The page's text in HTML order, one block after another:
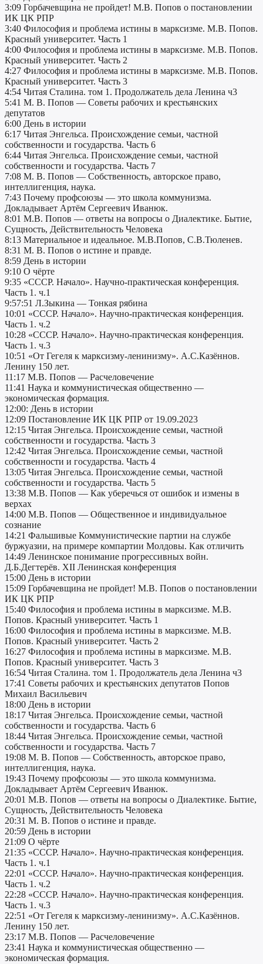
3:09 Горбачевщина не пройдет! М.В. Попов о постановлении
ИК ЦК РПР
3:40 Философия и проблема истины в марксизме. М.В. Попов.
Красный университет. Часть 1
4:00 Философия и проблема истины в марксизме. М.В. Попов.
Красный университет. Часть 2
4:27 Философия и проблема истины в марксизме. М.В. Попов.
Красный университет. Часть 3
4:54 Читая Сталина. том 1. Продолжатель дела Ленина ч3
5:41 М. В. Попов — Советы рабочих и крестьянских
депутатов
6:00 День в истории
6:17 Читая Энгельса. Происхождение семьи, частной
собственности и государства. Часть 6
6:44 Читая Энгельса. Происхождение семьи, частной
собственности и государства. Часть 7
7:08 М. В. Попов — Собственность, авторское право,
интеллигенция, наука.
7:43 Почему профсоюзы — это школа коммунизма.
Докладывает Артём Сергеевич Иванюк.
8:01 М.В. Попов — ответы на вопросы о Диалектике. Бытие,
Сущность, Действительность Человека
8:13 Материальное и идеальное. М.В.Попов, С.В.Тюленев.
8:31 М. В. Попов о истине и правде.
8:59 День в истории
9:10 О чёрте
9:35 «СССР. Начало». Научно-практическая конференция.
Часть 1. ч.1
9:57:51 Л.Зыкина — Тонкая рябина
10:01 «СССР. Начало». Научно-практическая конференция.
Часть 1. ч.2
10:28 «СССР. Начало». Научно-практическая конференция.
Часть 1. ч.3
10:51 «От Гегеля к марксизму-ленинизму». А.С.Казённов.
Ленину 150 лет.
11:17 М.В. Попов — Расчеловечение
11:41 Наука и коммунистическая общественно —
экономическая формация.
12:00: День в истории
12:09 Постановление ИК ЦК РПР от 19.09.2023
12:15 Читая Энгельса. Происхождение семьи, частной
собственности и государства. Часть 3
12:42 Читая Энгельса. Происхождение семьи, частной
собственности и государства. Часть 4
13:05 Читая Энгельса. Происхождение семьи, частной
собственности и государства. Часть 5
13:38 М.В. Попов — Как уберечься от ошибок и измены в
верхах
14:00 М.В. Попов — Общественное и индивидуальное
сознание
14:21 Фальшивые Коммунистические партии на службе
буржуазии, на примере компартии Молдовы. Как отличить
14:49 Ленинское понимание прогрессивных войн.
Д.Б.Дегтерёв. XII Ленинская конференция
15:00 День в истории
15:09 Горбачевщина не пройдет! М.В. Попов о постановлении
ИК ЦК РПР
15:40 Философия и проблема истины в марксизме. М.В.
Попов. Красный университет. Часть 1
16:00 Философия и проблема истины в марксизме. М.В.
Попов. Красный университет. Часть 2
16:27 Философия и проблема истины в марксизме. М.В.
Попов. Красный университет. Часть 3
16:54 Читая Сталина. том 1. Продолжатель дела Ленина ч3
17:41 Советы рабочих и крестьянских депутатов Попов
Михаил Васильевич
18:00 День в истории
18:17 Читая Энгельса. Происхождение семьи, частной
собственности и государства. Часть 6
18:44 Читая Энгельса. Происхождение семьи, частной
собственности и государства. Часть 7
19:08 М. В. Попов — Собственность, авторское право,
интеллигенция, наука.
19:43 Почему профсоюзы — это школа коммунизма.
Докладывает Артём Сергеевич Иванюк.
20:01 М.В. Попов — ответы на вопросы о Диалектике. Бытие,
Сущность, Действительность Человека
20:31 М. В. Попов о истине и правде.
20:59 День в истории
21:09 О чёрте
21:35 «СССР. Начало». Научно-практическая конференция.
Часть 1. ч.1
22:01 «СССР. Начало». Научно-практическая конференция.
Часть 1. ч.2
22:28 «СССР. Начало». Научно-практическая конференция.
Часть 1. ч.3
22:51 «От Гегеля к марксизму-ленинизму». А.С.Казённов.
Ленину 150 лет.
23:17 М.В. Попов — Расчеловечение
23:41 Наука и коммунистическая общественно —
экономическая формация.